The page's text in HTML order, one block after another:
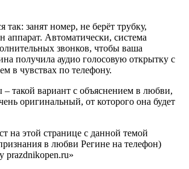
так: занят номер, не берёт трубку,
аппарат. Автоматически, система
звонков, чтобы ваша
получила аудио голосовую открытку с
в чувствах по телефону.
такой вариант с объяснением в любви,
оригинальный, от которого она будет
на этой странице с данной темой
в любви Регине на телефон)
prazdnikopen.ru»